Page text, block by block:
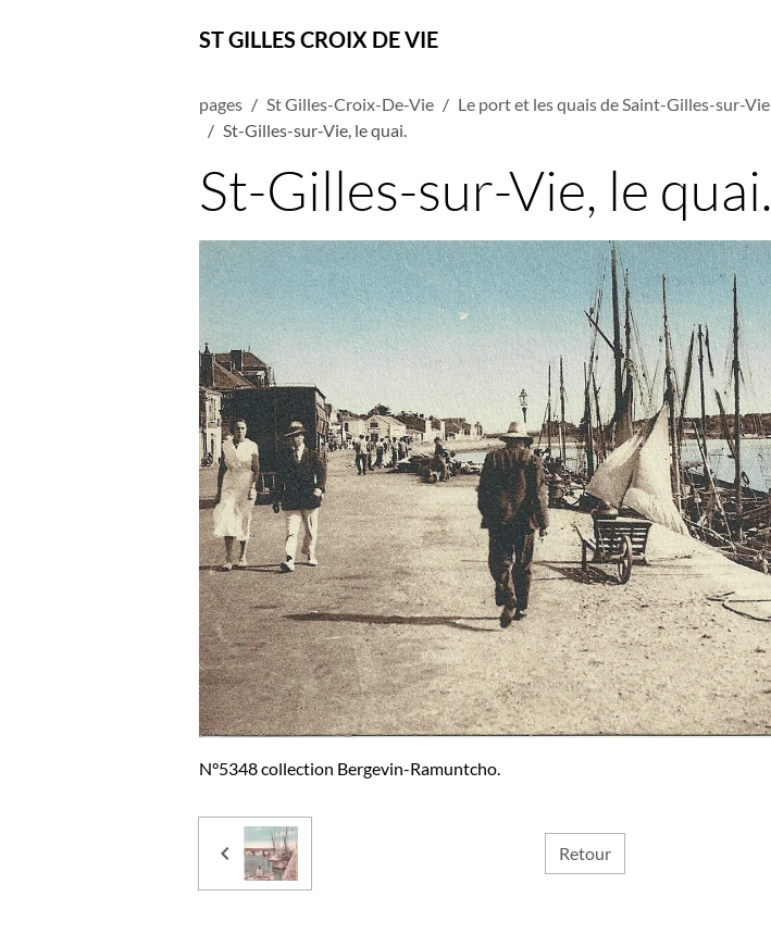
ST GILLES CROIX DE VIE
pages St Gilles-Croix-De-Vie
Le port et les quais de Saint-Gilles-sur-Vie
St-Gilles-sur-Vie, le quai.
St-Gilles-sur-Vie, le quai.
N°5348 collection Bergevin-Ramuntcho.
Retour